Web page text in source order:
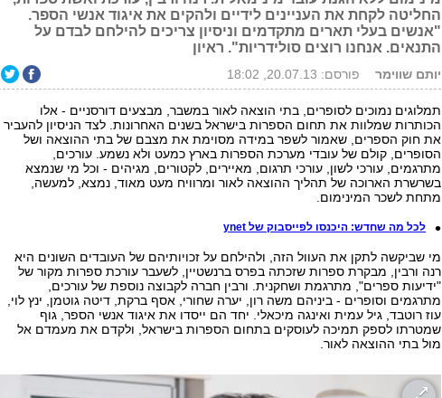
החליטה לקחת את העניינים לידיים ולהקים את איגוד אנשי הספר.
"אנשים בעלי תארים מתקדמים וניסיון צריכים להילחם לבדם על
התנאים. אנחנו רוצים סולידריות". ראיון
יותם שווימר פורסם: 20.07.13, 18:02
תמלוגים נמוכים לסופרים, בתי הוצאה לאור במשבר, מבצעים דורסניים - אלו
הכותרות שמלוות את תחום הספרות בישראל בשנים האחרונות. לצד הניסיון להעביר
את חוק הספרים, שאמור לשפר במידה מסוימת את מצבם של בתי ההוצאה ושל
הסופרים, קולם של עובדי מערכת הספרות בארץ כמעט ולא נשמע. עורכים,
מתרגמים, עורכי לשון, עורכי תרגום, מאיירים, לקטורים, מגיהים - וכל מי שנמצא
בשרשרת הארוכה של תהליך ההוצאה לאור ומרוויח מעט מאוד, נמצא, למעשה,
מתחת לשכר המינימום.
לכל מה שחדש: היכנסו לפייסבוק של ynet
מי שביקשה לתקן את העוול הזה, ולהילחם על זכויותיהם של העובדים השונים היא
רנה ורבין, מבקרת ספרות שזכתה בפרס ברנשטיין, לשעבר עורכת ספרות מקור של
"ידיעות ספרים", מתרגמת ושחקנית. ורבין חברה לקבוצה נוספת של עורכים,
מתרגמים וסופרים - ביניהם משה רון, יערה שחורי, אסף ברקת, דיטה גוטמן, ינץ לוי,
עוז רוטבד, גיל עמית ואינגה מיכאלי. יחד הם ייסדו את איגוד אנשי הספר, גוף
שמטרתו לספק תמיכה לעוסקים בתחום הספרות בישראל, ולקדם את מעמדם אל
מול בתי ההוצאה לאור.